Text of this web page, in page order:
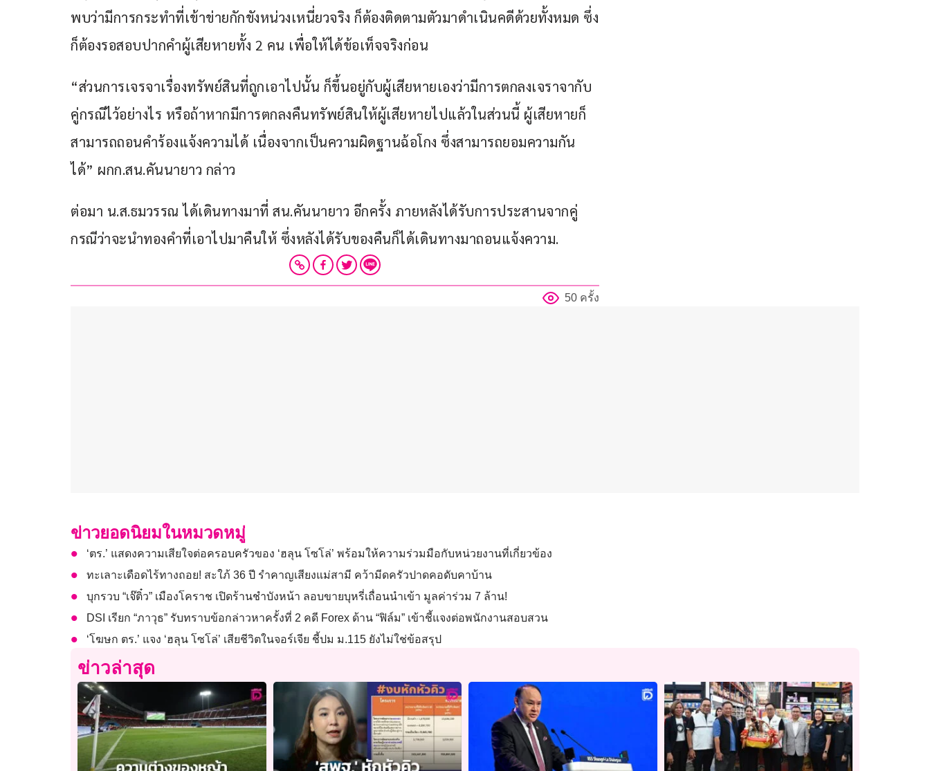
พบว่ามีการกระทำที่เข้าข่ายกักขังหน่วงเหนี่ยวจริง ก็ต้องติดตามตัวมาดำเนินคดีด้วยทั้งหมด ซึ่ง
ก็ต้องรอสอบปากคำผู้เสียหายทั้ง 2 คน เพื่อให้ได้ข้อเท็จจริงก่อน
“ส่วนการเจรจาเรื่องทรัพย์สินที่ถูกเอาไปนั้น ก็ขึ้นอยู่กับผู้เสียหายเองว่ามีการตกลงเจราจากับ
คู่กรณีไว้อย่างไร หรือถ้าหากมีการตกลงคืนทรัพย์สินให้ผู้เสียหายไปแล้วในส่วนนี้ ผู้เสียหายก็
สามารถถอนคำร้องแจ้งความได้ เนื่องจากเป็นความผิดฐานฉ้อโกง ซึ่งสามารถยอมความกัน
ได้” ผกก.สน.คันนายาว กล่าว
ต่อมา น.ส.ธมวรรณ ได้เดินทางมาที่ สน.คันนายาว อีกครั้ง ภายหลังได้รับการประสานจากคู่
กรณีว่าจะนำทองคำที่เอาไปมาคืนให้ ซึ่งหลังได้รับของคืนก็ได้เดินทางมาถอนแจ้งความ.
50 ครั้ง
ข่าวยอดนิยมในหมวดหมู่
‘ตร.’ แสดงความเสียใจต่อครอบครัวของ ‘ฮลุน โซโล่’ พร้อมให้ความร่วมมือกับหน่วยงานที่เกี่ยวข้อง
ทะเลาะเดือดไร้ทางถอย! สะใภ้ 36 ปี รำคาญเสียงแม่สามี คว้ามีดครัวปาดคอดับคาบ้าน
บุกรวบ “เจ๊ติ๋ว” เมืองโคราช เปิดร้านชำบังหน้า ลอบขายบุหรี่เถื่อนนำเข้า มูลค่าร่วม 7 ล้าน!
DSI เรียก “ภาวุธ” รับทราบข้อกล่าวหาครั้งที่ 2 คดี Forex ด้าน “ฟิล์ม” เข้าชี้แจงต่อพนักงานสอบสวน
‘โฆษก ตร.’ แจง ‘ฮลุน โซโล่’ เสียชีวิตในจอร์เจีย ชี้ปม ม.115 ยังไม่ใช่ข้อสรุป
ข่าวล่าสุด